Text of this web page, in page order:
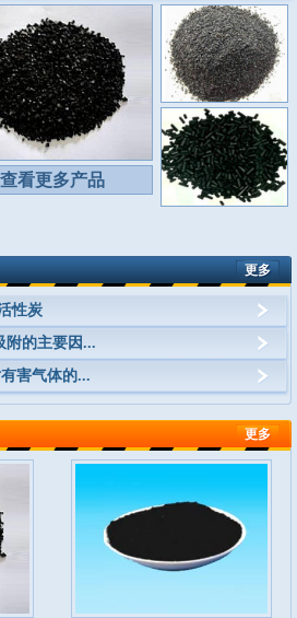
查看更多产品
更多
性炭
附的主要因...
害气体的...
更多